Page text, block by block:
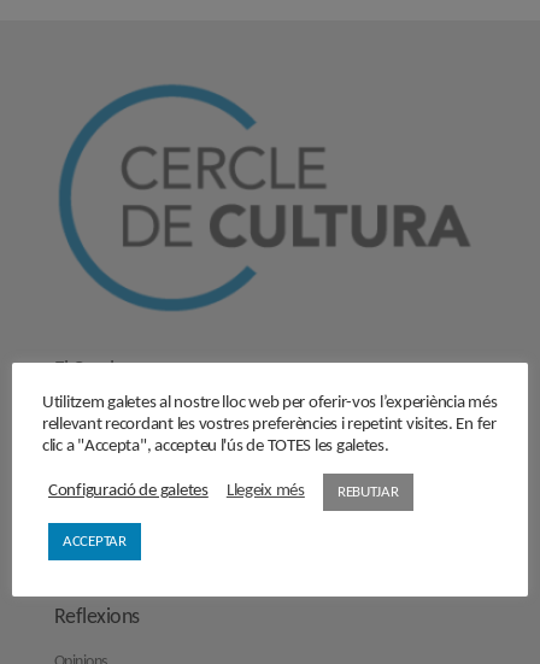
El Cercle
Història
Objectius
Contacta’ns
Reflexions
Utilitzem galetes al nostre lloc web per oferir-vos l’experiència més
rellevant recordant les vostres preferències i repetint visites. En fer
clic a "Accepta", accepteu l'ús de TOTES les galetes.
Configuració de galetes Llegeix més REBUTJAR
ACCEPTAR